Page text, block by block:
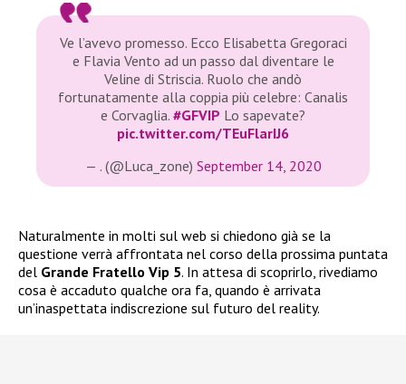
Ve l’avevo promesso. Ecco Elisabetta Gregoraci
e Flavia Vento ad un passo dal diventare le
Veline di Striscia. Ruolo che andò
fortunatamente alla coppia più celebre: Canalis
e Corvaglia. #GFVIP Lo sapevate?
pic.twitter.com/TEuFlarIJ6
— . (@Luca_zone) September 14, 2020
Naturalmente in molti sul web si chiedono già se la
questione verrà affrontata nel corso della prossima puntata
del Grande Fratello Vip 5. In attesa di scoprirlo, rivediamo
cosa è accaduto qualche ora fa, quando è arrivata
un’inaspettata indiscrezione sul futuro del reality.